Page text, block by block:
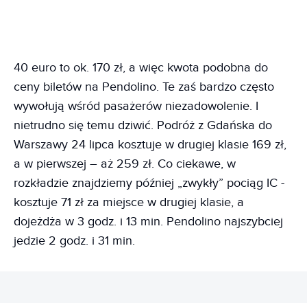
40 euro to ok. 170 zł, a więc kwota podobna do
ceny biletów na Pendolino. Te zaś bardzo często
wywołują wśród pasażerów niezadowolenie. I
nietrudno się temu dziwić. Podróż z Gdańska do
Warszawy 24 lipca kosztuje w drugiej klasie 169 zł,
a w pierwszej – aż 259 zł. Co ciekawe, w
rozkładzie znajdziemy później „zwykły” pociąg IC -
kosztuje 71 zł za miejsce w drugiej klasie, a
dojeżdża w 3 godz. i 13 min. Pendolino najszybciej
jedzie 2 godz. i 31 min.